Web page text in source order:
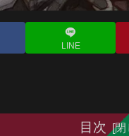
LINE
目次